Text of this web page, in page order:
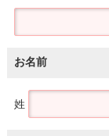
お名前
姓